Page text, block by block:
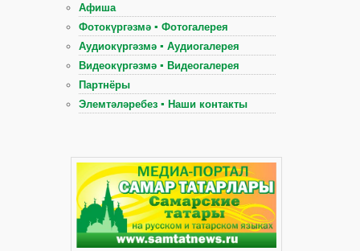
Афиша
Фотокүргәзмә ▪ Фотогалерея
Аудиокүргәзмә ▪ Аудиогалерея
Видеокүргәзмә ▪ Видеогалерея
Партнёры
Элемтәләребез ▪ Наши контакты